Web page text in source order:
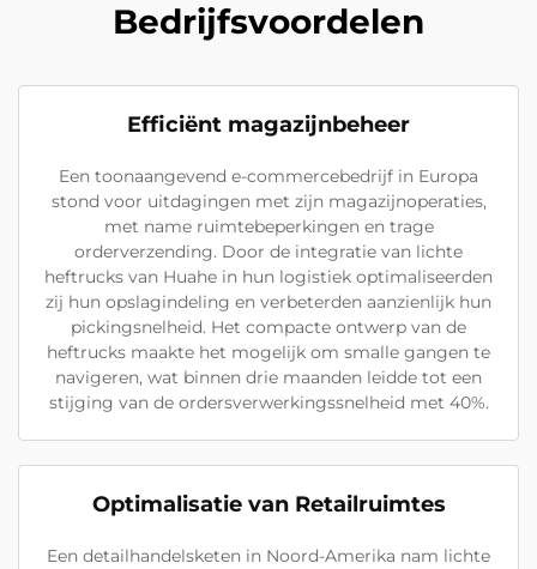
Bedrijfsvoordelen
Efficiënt magazijnbeheer
Een toonaangevend e-commercebedrijf in Europa
stond voor uitdagingen met zijn magazijnoperaties,
met name ruimtebeperkingen en trage
orderverzending. Door de integratie van lichte
heftrucks van Huahe in hun logistiek optimaliseerden
zij hun opslagindeling en verbeterden aanzienlijk hun
pickingsnelheid. Het compacte ontwerp van de
heftrucks maakte het mogelijk om smalle gangen te
navigeren, wat binnen drie maanden leidde tot een
stijging van de ordersverwerkingssnelheid met 40%.
Optimalisatie van Retailruimtes
Een detailhandelsketen in Noord-Amerika nam lichte